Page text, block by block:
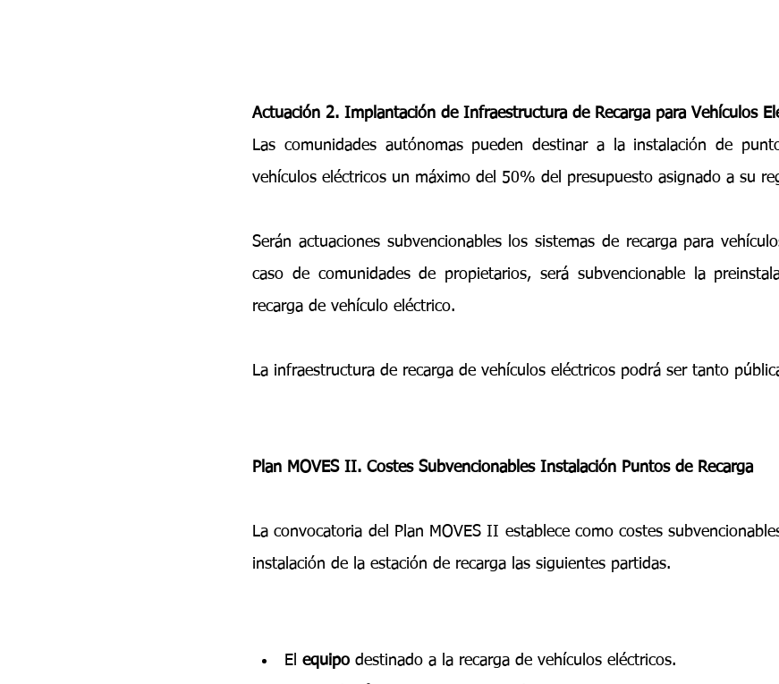
Actuación 2. Implantación de Infraestructura de Recarga para Vehículos
Las comunidades autónomas pueden destinar a la instalación de
vehículos eléctricos un máximo del 50% del presupuesto asignado a su
Serán actuaciones subvencionables los sistemas de recarga para
caso de comunidades de propietarios, será subvencionable la
recarga de vehículo eléctrico.
La infraestructura de recarga de vehículos eléctricos podrá ser tanto
Plan MOVES II. Costes Subvencionables Instalación Puntos de Recarga
La convocatoria del Plan MOVES II establece como costes
instalación de la estación de recarga las siguientes partidas.
El equipo destinado a la recarga de vehículos eléctricos.